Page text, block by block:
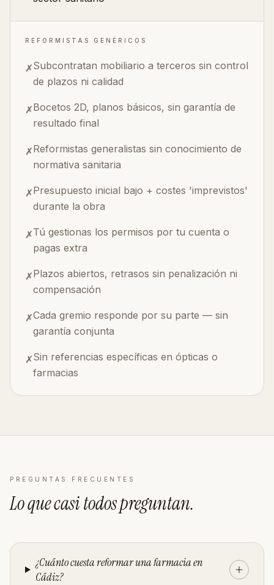
REFORMISTAS GENÉRICOS
✗Subcontratan mobiliario a terceros sin control
de plazos ni calidad
✗Bocetos 2D, planos básicos, sin garantía de
resultado final
✗Reformistas generalistas sin conocimiento de
normativa sanitaria
✗Presupuesto inicial bajo + costes 'imprevistos'
durante la obra
✗Tú gestionas los permisos por tu cuenta o
pagas extra
✗Plazos abiertos, retrasos sin penalización ni
compensación
✗Cada gremio responde por su parte — sin
garantía conjunta
✗Sin referencias específicas en ópticas o
farmacias
PREGUNTAS FRECUENTES
Lo que casi todospreguntan.
¿Cuánto cuesta reformar una farmacia en
Cádiz?